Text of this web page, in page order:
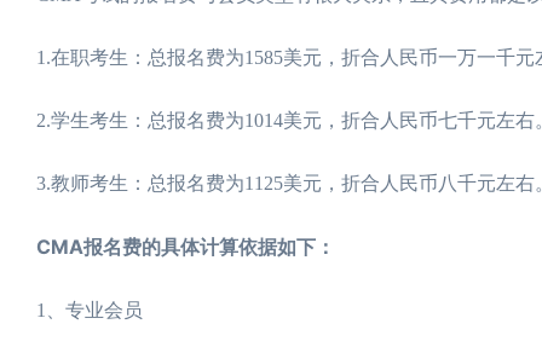
1.在职考生：总报名费为1585美元，折合人民币一万一千元
2.学生考生：总报名费为1014美元，折合人民币七千元左右
3.教师考生：总报名费为1125美元，折合人民币八千元左右
CMA报名费的具体计算依据如下：
1、专业会员